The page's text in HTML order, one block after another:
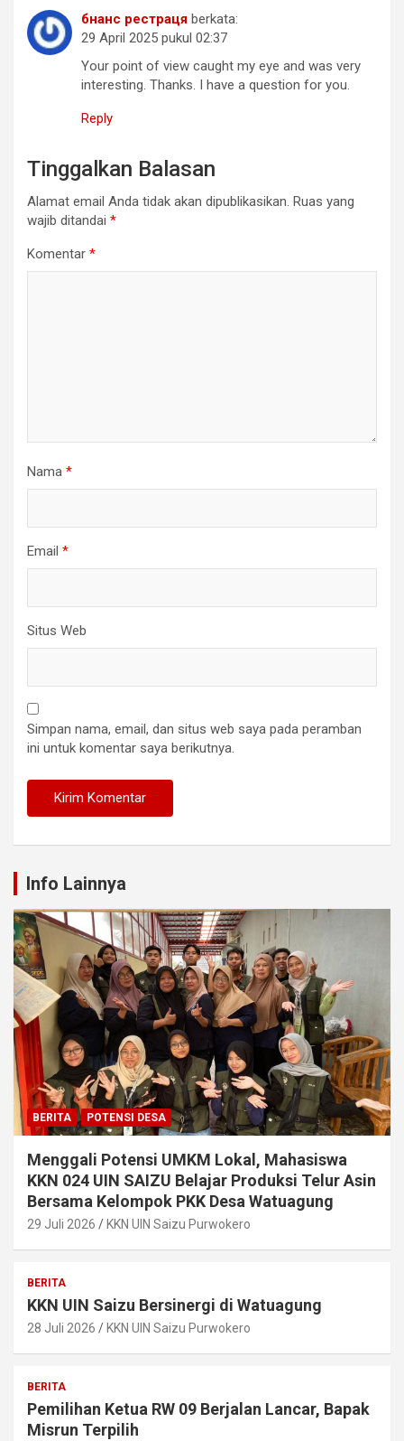
бнанс рестраця berkata:
29 April 2025 pukul 02:37
Your point of view caught my eye and was very
interesting. Thanks. I have a question for you.
Reply
Tinggalkan Balasan
Alamat email Anda tidak akan dipublikasikan. Ruas yang
wajib ditandai *
Komentar *
Nama *
Email *
Situs Web
Simpan nama, email, dan situs web saya pada peramban
ini untuk komentar saya berikutnya.
Info Lainnya
BERITA POTENSI DESA
Menggali Potensi UMKM Lokal, Mahasiswa
KKN 024 UIN SAIZU Belajar Produksi Telur Asin
Bersama Kelompok PKK Desa Watuagung
29 Juli 2026 KKN UIN Saizu Purwokero
BERITA
KKN UIN Saizu Bersinergi di Watuagung
28 Juli 2026 KKN UIN Saizu Purwokero
BERITA
Pemilihan Ketua RW 09 Berjalan Lancar, Bapak
Misrun Terpilih